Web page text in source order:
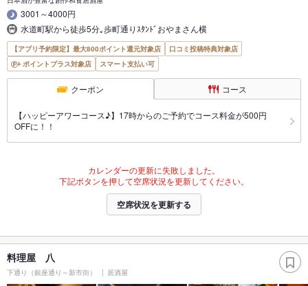
3001～4000円
水道町駅から徒歩5分｡歩町通りｽﾀﾝﾄﾞおやまさん横
【アプリ予約限定】最大800ポイント還元対象店
口コミ投稿特典対象店
ポイントプラス対象店
スマート支払い可
クーポン コース
【ハッピーアワーコース♪】17時からのご予約でコース料金が500円
OFFに！！
カレンダーの更新に失敗しました。
下記ボタンを押して空席状況を更新してください。
空席状況を更新する
料理屋 八
下通り（銀座通り～新市街） 居酒屋